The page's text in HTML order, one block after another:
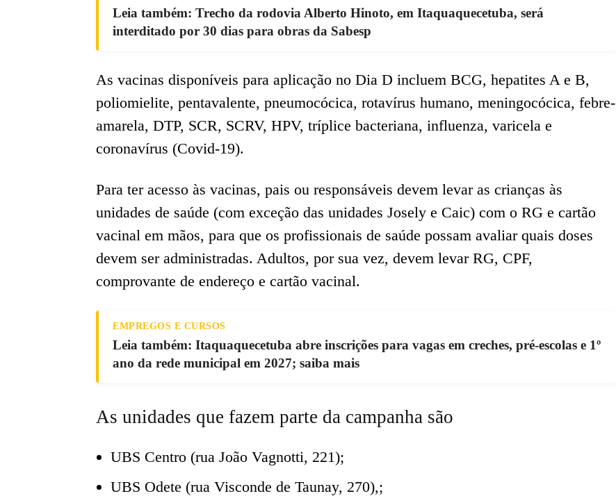
Leia também: Trecho da rodovia Alberto Hinoto, em Itaquaquecetuba, será
interditado por 30 dias para obras da Sabesp
As vacinas disponíveis para aplicação no Dia D incluem BCG, hepatites A e B,
poliomielite, pentavalente, pneumocócica, rotavírus humano, meningocócica, febre-
amarela, DTP, SCR, SCRV, HPV, tríplice bacteriana, influenza, varicela e
coronavírus (Covid-19).
Para ter acesso às vacinas, pais ou responsáveis devem levar as crianças às
unidades de saúde (com exceção das unidades Josely e Caic) com o RG e cartão
vacinal em mãos, para que os profissionais de saúde possam avaliar quais doses
devem ser administradas. Adultos, por sua vez, devem levar RG, CPF,
comprovante de endereço e cartão vacinal.
EMPREGOS E CURSOS
Leia também: Itaquaquecetuba abre inscrições para vagas em creches, pré-escolas e 1º
ano da rede municipal em 2027; saiba mais
As unidades que fazem parte da campanha são
UBS Centro (rua João Vagnotti, 221);
UBS Odete (rua Visconde de Taunay, 270),;